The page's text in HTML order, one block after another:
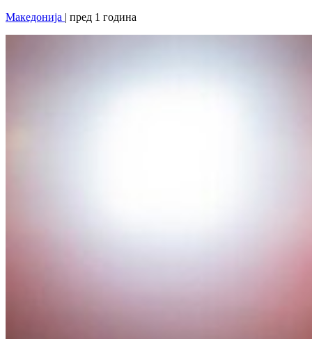
Македонија | пред 1 година